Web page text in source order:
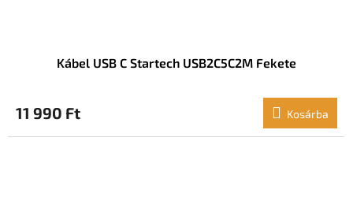
Kábel USB C Startech USB2C5C2M Fekete
11 990 Ft Kosárba